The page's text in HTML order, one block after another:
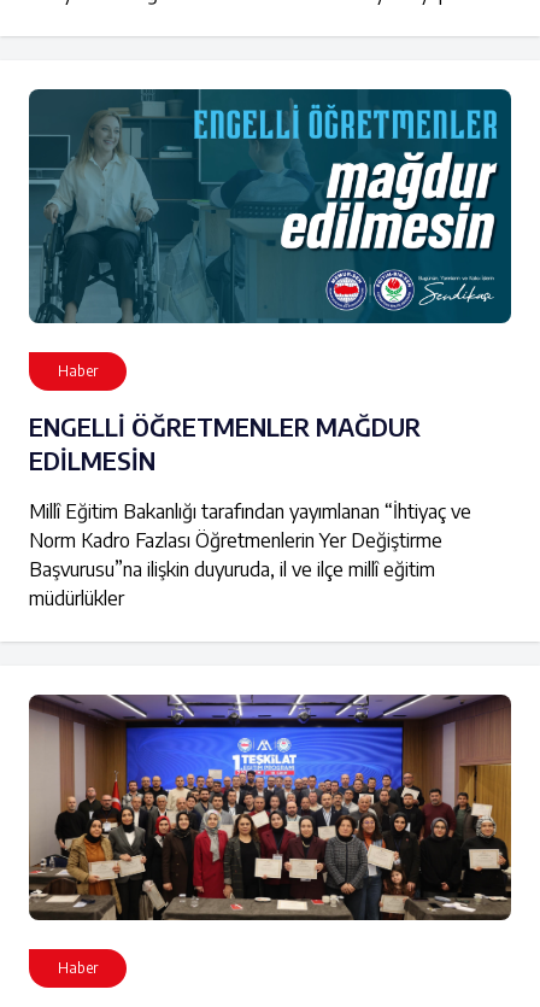
Haber
ENGELLİ ÖĞRETMENLER MAĞDUR
EDİLMESİN
Millî Eğitim Bakanlığı tarafından yayımlanan “İhtiyaç ve
Norm Kadro Fazlası Öğretmenlerin Yer Değiştirme
Başvurusu”na ilişkin duyuruda, il ve ilçe millî eğitim
müdürlükler
Haber